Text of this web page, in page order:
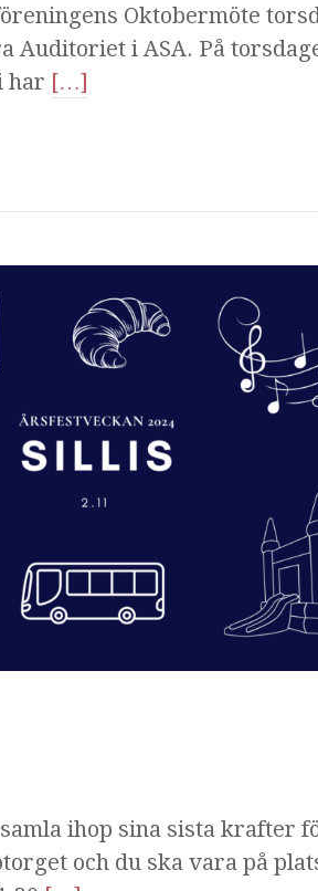
Oktobermöte
Auditoriet i ASA. På
har […]
ihop sina sista krafter
och du ska vara på